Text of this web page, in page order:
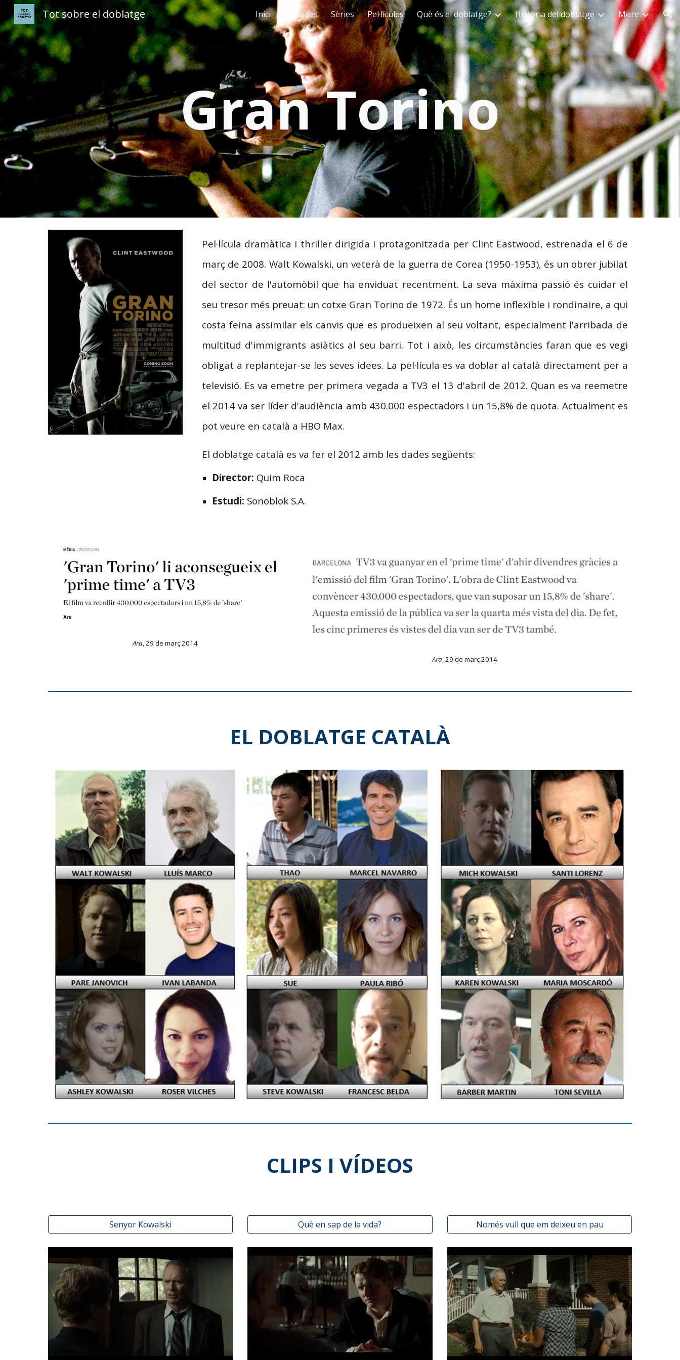
Skip to main content Skip to navigation
Tot sobre el doblatge Inici Entrades Sèries Pel·lícules Què és el doblatge? Història del doblatge More
Gran Torino
Pel·lícula dramàtica i thriller dirigida i protagonitzada per Clint Eastwood, estrenada el 6 de
març de 2008. Walt Kowalski, un veterà de la guerra de Corea (1950-1953), és un obrer jubilat
del sector de l'automòbil que ha enviduat recentment. La seva màxima passió és cuidar el
seu tresor més preuat: un cotxe Gran Torino de 1972. És un home inflexible i rondinaire, a qui
costa feina assimilar els canvis que es produeixen al seu voltant, especialment l'arribada de
multitud d'immigrants asiàtics al seu barri. Tot i això, les circumstàncies faran que es vegi
obligat a replantejar-se les seves idees. La pel·lícula es va doblar al català directament per a
televisió. Es va emetre per primera vegada a TV3 el 13 d'abril de 2012. Quan es va reemetre
el 2014 va ser líder d'audiència amb 430.000 espectadors i un 15,8% de quota. Actualment es
pot veure en català a HBO Max.
El doblatge català es va fer el 2012 amb les dades següents:
Director: Quim Roca
Estudi: Sonoblok S.A.
Ara, 29 de març 2014
Ara, 29 de març 2014
EL DOBLATGE CATALÀ
CLIPS I VÍDEOS
Senyor Kowalski Què en sap de la vida? Només vull que em deixeu en pau